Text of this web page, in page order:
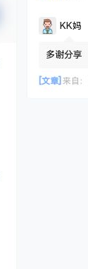
KK妈
多谢分享
[文章] 来自：